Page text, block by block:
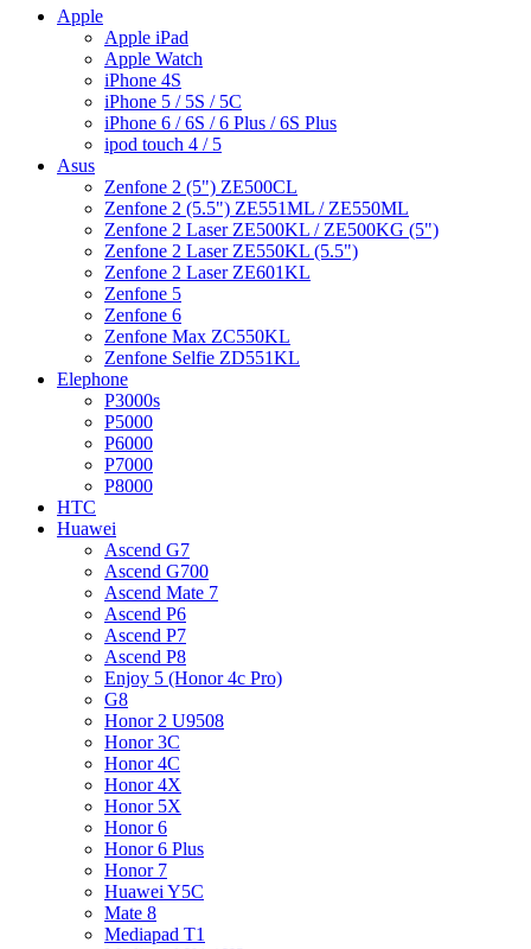
Apple
Apple iPad
Apple Watch
iPhone 4S
iPhone 5 / 5S / 5C
iPhone 6 / 6S / 6 Plus / 6S Plus
ipod touch 4 / 5
Asus
Zenfone 2 (5") ZE500CL
Zenfone 2 (5.5") ZE551ML / ZE550ML
Zenfone 2 Laser ZE500KL / ZE500KG (5")
Zenfone 2 Laser ZE550KL (5.5")
Zenfone 2 Laser ZE601KL
Zenfone 5
Zenfone 6
Zenfone Max ZC550KL
Zenfone Selfie ZD551KL
Elephone
P3000s
P5000
P6000
P7000
P8000
HTC
Huawei
Ascend G7
Ascend G700
Ascend Mate 7
Ascend P6
Ascend P7
Ascend P8
Enjoy 5 (Honor 4c Pro)
G8
Honor 2 U9508
Honor 3C
Honor 4C
Honor 4X
Honor 5X
Honor 6
Honor 6 Plus
Honor 7
Huawei Y5C
Mate 8
Mediapad T1